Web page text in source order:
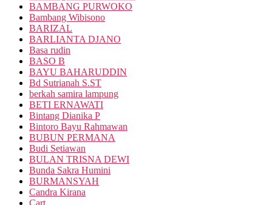
BAMBANG PURWOKO
Bambang Wibisono
BARIZAL
BARLIANTA DJANO
Basa rudin
BASO B
BAYU BAHARUDDIN
Bd Sutrianah S.ST
berkah samira lampung
BETI ERNAWATI
Bintang Dianika P
Bintoro Bayu Rahmawan
BUBUN PERMANA
Budi Setiawan
BULAN TRISNA DEWI
Bunda Sakra Humini
BURMANSYAH
Candra Kirana
Cart